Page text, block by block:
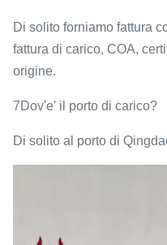
Di solito forniamo fattura
fattura di carico, COA,
origine.
7Dov'e' il porto di carico?
Di solito al porto di